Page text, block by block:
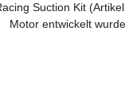
Suction Kit
Motor entwickelt